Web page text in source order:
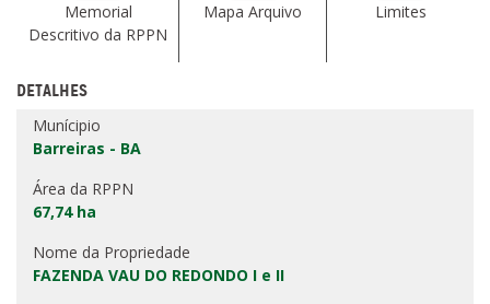
Memorial
Descritivo da RPPN
Mapa Arquivo Limites
DETALHES
Munícipio
Barreiras - BA
Área da RPPN
67,74 ha
Nome da Propriedade
FAZENDA VAU DO REDONDO I e II